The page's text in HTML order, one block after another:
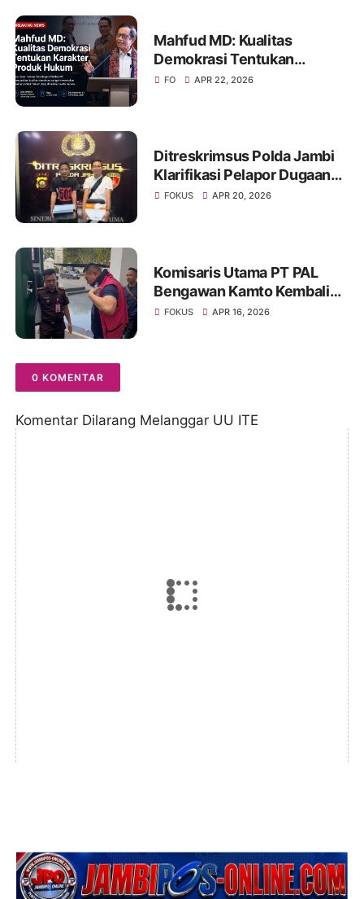
Mahfud MD: Kualitas
Demokrasi Tentukan
Karakter Produk Hukum
FO APR 22, 2026
Ditreskrimsus Polda Jambi
Klarifikasi Pelapor Dugaan
Korupsi Proyek IT Bank 9
FOKUS APR 20, 2026
Komisaris Utama PT PAL
Bengawan Kamto Kembali
Ditahan, Status Berubah dari
FOKUS APR 16, 2026
0 KOMENTAR
Komentar Dilarang Melanggar UU ITE